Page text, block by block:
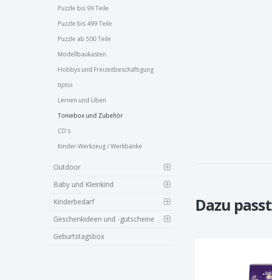
Puzzle bis 99 Teile
Puzzle bis 499 Teile
Puzzle ab 500 Teile
Modellbaukasten
Hobbys und Freizeitbeschäftigung
tiptoi
Lernen und Üben
Toniebox und Zubehör
CD's
Kinder-Werkzeug / Werkbänke
Outdoor
Baby und Kleinkind
Kinderbedarf
Geschenkideen und -gutscheine
Geburtstagsbox
Dazu passt